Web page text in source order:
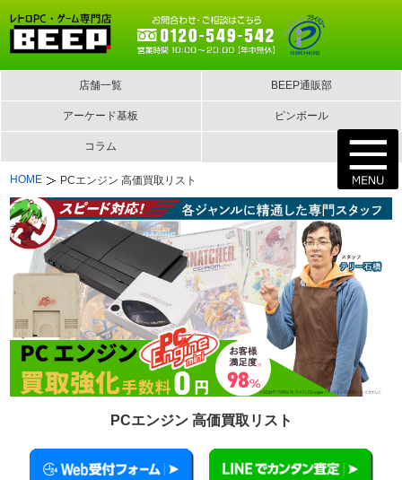
店舗一覧 BEEP通販部
アーケード基板 ピンボール
コラム
HOME PCエンジン 高価買取リスト
PCエンジン 高価買取リスト